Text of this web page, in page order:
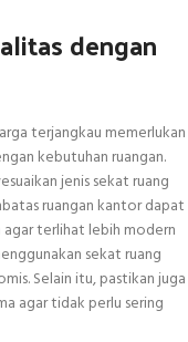
dengan
terjangkau memerlukan
kebutuhan ruangan.
jenis sekat ruang
ruangan kantor dapat
agar terlihat lebih modern
sekat ruang
Selain itu, pastikan juga
agar tidak perlu sering